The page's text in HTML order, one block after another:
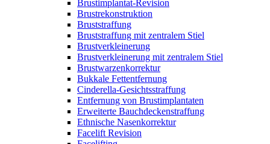
Brustimplantat-Revision
Brustrekonstruktion
Bruststraffung
Bruststraffung mit zentralem Stiel
Brustverkleinerung
Brustverkleinerung mit zentralem Stiel
Brustwarzenkorrektur
Bukkale Fettentfernung
Cinderella-Gesichtsstraffung
Entfernung von Brustimplantaten
Erweiterte Bauchdeckenstraffung
Ethnische Nasenkorrektur
Facelift Revision